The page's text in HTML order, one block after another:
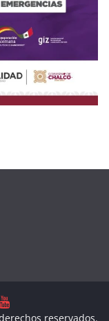
reservados.